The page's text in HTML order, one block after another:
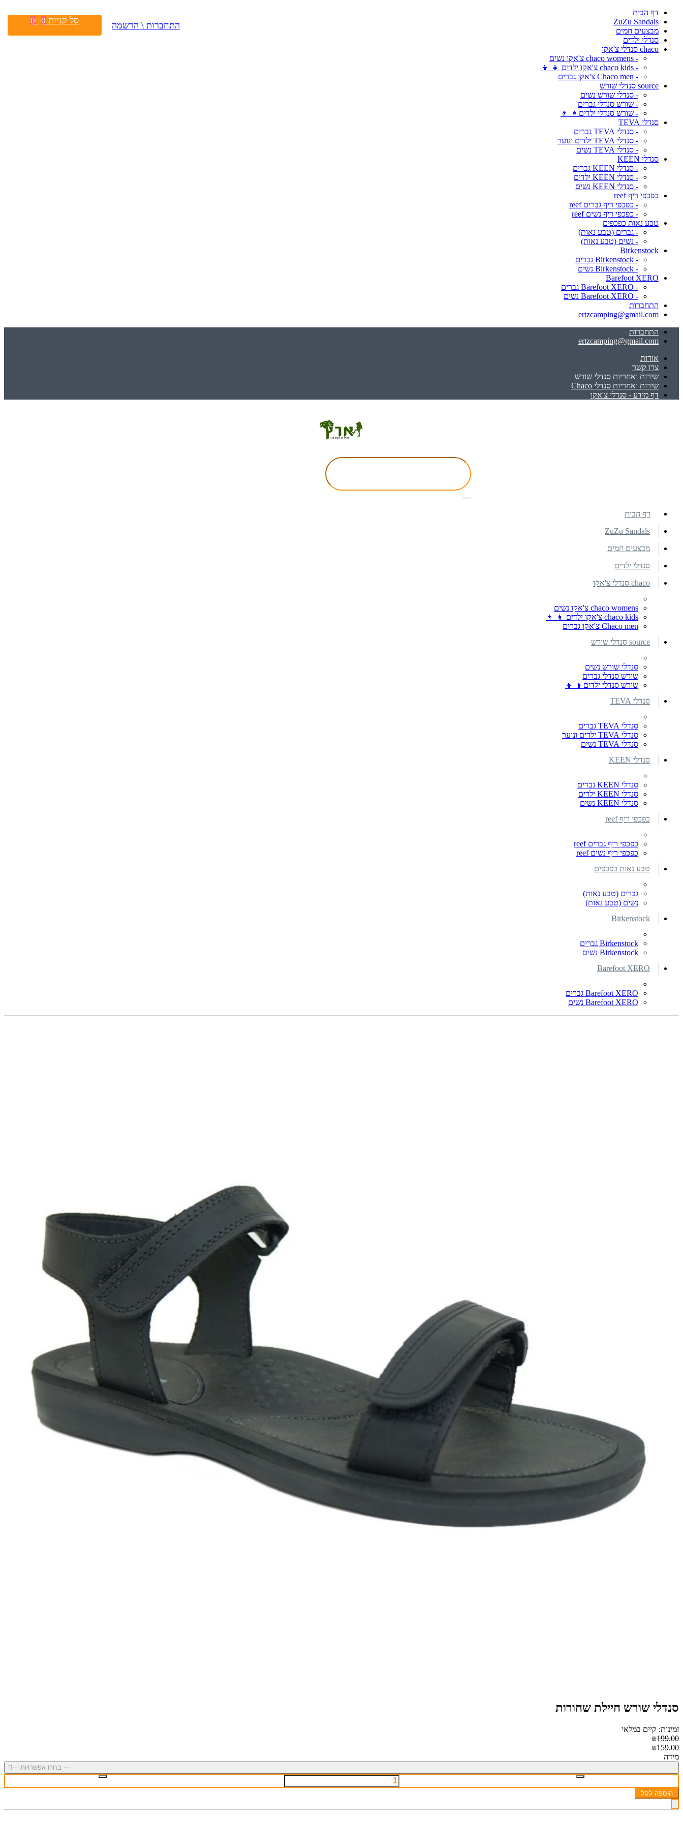
דף הבית
ZuZu Sandals
מבצעים חמים
סנדלי ילדים
chaco סנדלי צ'אקו
- chaco womens צ'אקו נשים
- chaco kids צ'אקו ילדים 👧 👦
- Chaco men צ'אקו גברים
source סנדלי שורש
- סנדלי שורש נשים
- שורש סנדלי גברים
- שורש סנדלי ילדים👧 👦
סנדלי TEVA
- סנדלי TEVA גברים
- סנדלי TEVA ילדים ונוער
- סנדלי TEVA נשים
סנדלי KEEN
- סנדלי KEEN גברים
- סנדלי KEEN ילדים
- סנדלי KEEN נשים
כפכפי ריף reef
- כפכפי ריף גברים reef
- כפכפי ריף נשים reef
טבע נאות כפכפים
- גברים (טבע נאות)
- נשים (טבע נאות)
Birkenstock
- Birkenstock גברים
- Birkenstock נשים
Barefoot XERO
- Barefoot XERO גברים
- Barefoot XERO נשים
התחברות
ertzcamping@gmail.com
התחברות
ertzcamping@gmail.com
אודות
צרו קשר
שירות ואחריות סנדלי שורש
שירות ואחריות סנדלי Chaco
דף מידע - סנדלי צ'אקו
התחברות \ הרשמה סל קניות 0
0
דף הבית
ZuZu Sandals
מבצעים חמים
סנדלי ילדים
chaco סנדלי צ'אקו
chaco womens צ'אקו נשים
chaco kids צ'אקו ילדים 👧 👦
Chaco men צ'אקו גברים
source סנדלי שורש
סנדלי שורש נשים
שורש סנדלי גברים
שורש סנדלי ילדים👧 👦
סנדלי TEVA
סנדלי TEVA גברים
סנדלי TEVA ילדים ונוער
סנדלי TEVA נשים
סנדלי KEEN
סנדלי KEEN גברים
סנדלי KEEN ילדים
סנדלי KEEN נשים
כפכפי ריף reef
כפכפי ריף גברים reef
כפכפי ריף נשים reef
טבע נאות כפכפים
גברים (טבע נאות)
נשים (טבע נאות)
Birkenstock
Birkenstock גברים
Birkenstock נשים
Barefoot XERO
Barefoot XERO גברים
Barefoot XERO נשים
סנדלי שורש חיילת שחורות
זמינות: קיים במלאי
₪199.00
₪159.00
מידה
--- בחרו אפשרויות ---
הוספה לסל